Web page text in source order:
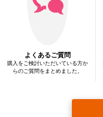
よくあるご質問
購入をご検討いただいている方か
らのご質問をまとめました。